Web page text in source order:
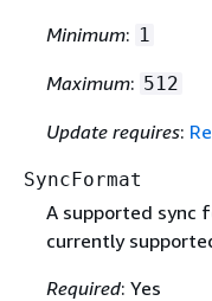
Minimum: 1
Maximum: 512
Update requires:
SyncFormat
A supported sync
currently
Required: Yes